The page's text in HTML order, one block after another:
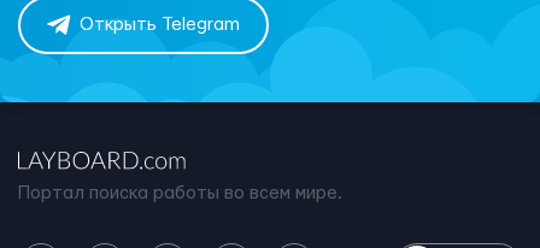
Открыть Telegram
Портал поиска работы во всем мире.